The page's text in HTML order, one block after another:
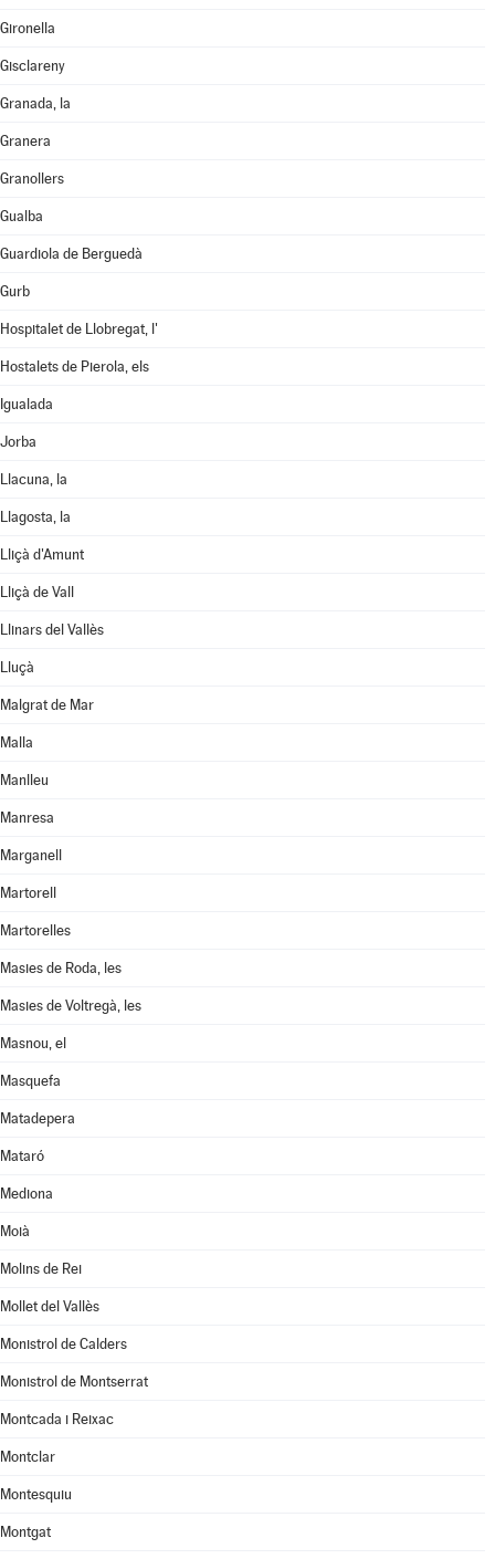
Gironella
Gisclareny
Granada, la
Granera
Granollers
Gualba
Guardiola de Berguedà
Gurb
Hospitalet de Llobregat, l'
Hostalets de Pierola, els
Igualada
Jorba
Llacuna, la
Llagosta, la
Lliçà d'Amunt
Lliçà de Vall
Llinars del Vallès
Lluçà
Malgrat de Mar
Malla
Manlleu
Manresa
Marganell
Martorell
Martorelles
Masies de Roda, les
Masies de Voltregà, les
Masnou, el
Masquefa
Matadepera
Mataró
Mediona
Moià
Molins de Rei
Mollet del Vallès
Monistrol de Calders
Monistrol de Montserrat
Montcada i Reixac
Montclar
Montesquiu
Montgat